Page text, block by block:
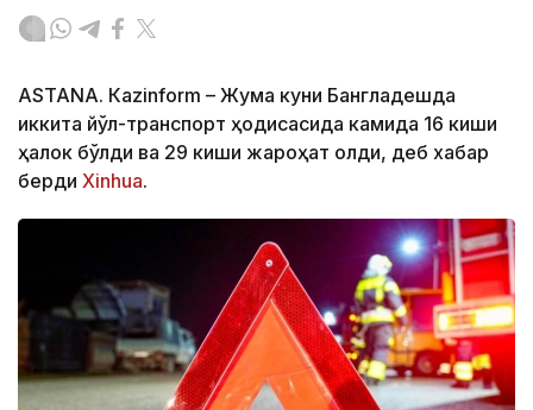
ASTANА. Кazinform – Жума куни Бангладешда
иккита йўл-транспорт ҳодисасида камида 16 киши
ҳалок бўлди ва 29 киши жароҳат олди, деб хабар
берди Xinhua.